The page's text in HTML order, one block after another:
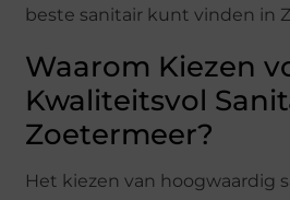
beste sanitair kunt vinden in
Waarom Kiezen
Kwaliteitsvol
Zoetermeer?
Het kiezen van hoogwaardig